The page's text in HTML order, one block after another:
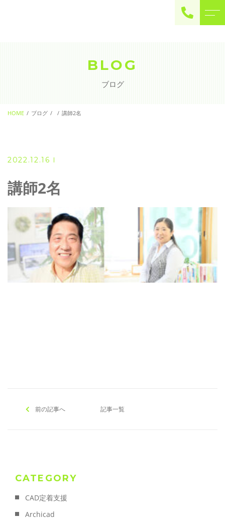
BLOG
ブログ
HOME ブログ 講師2名
2022.12.16
講師2名
前の記事へ 記事一覧
CATEGORY
CAD定着支援
Archicad